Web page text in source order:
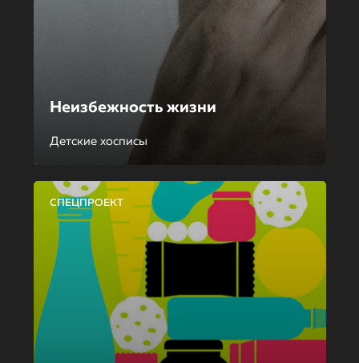
Неизбежность жизни
Детские хосписы
СПЕЦПРОЕКТ